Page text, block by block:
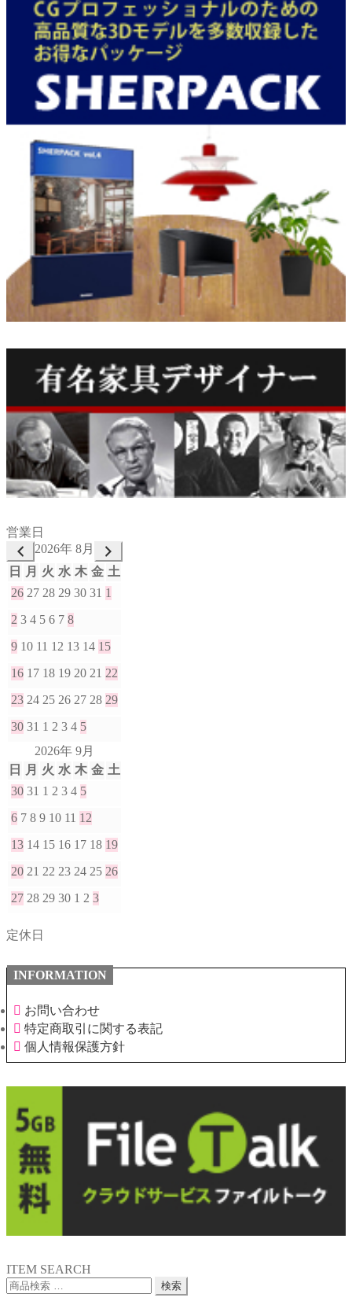
営業日
2026年 8月
日
月 火 水 木 金 土
26 27 28 29 30 31 1
2 3 4 5 6 7 8
9 10 11 12 13 14 15
16 17 18 19 20 21 22
23 24 25 26 27 28 29
30 31 1 2 3 4 5
2026年 9月
日
月 火 水 木 金 土
30 31 1 2 3 4 5
6 7 8 9 10 11 12
13 14 15 16 17 18 19
20 21 22 23 24 25 26
27 28 29 30 1 2 3
定休日
INFORMATION
お問い合わせ
特定商取引に関する表記
個人情報保護方針
ITEM SEARCH
検
検索